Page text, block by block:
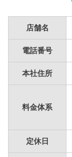
店舗名
電話番号
本社住所
料金体系
定休日